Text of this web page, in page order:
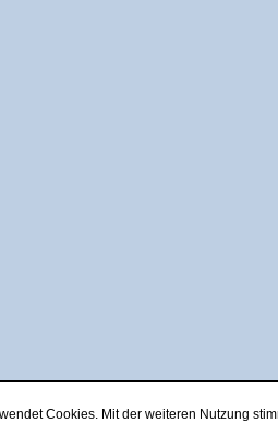
Cookies. Mit der weiteren Nutzung